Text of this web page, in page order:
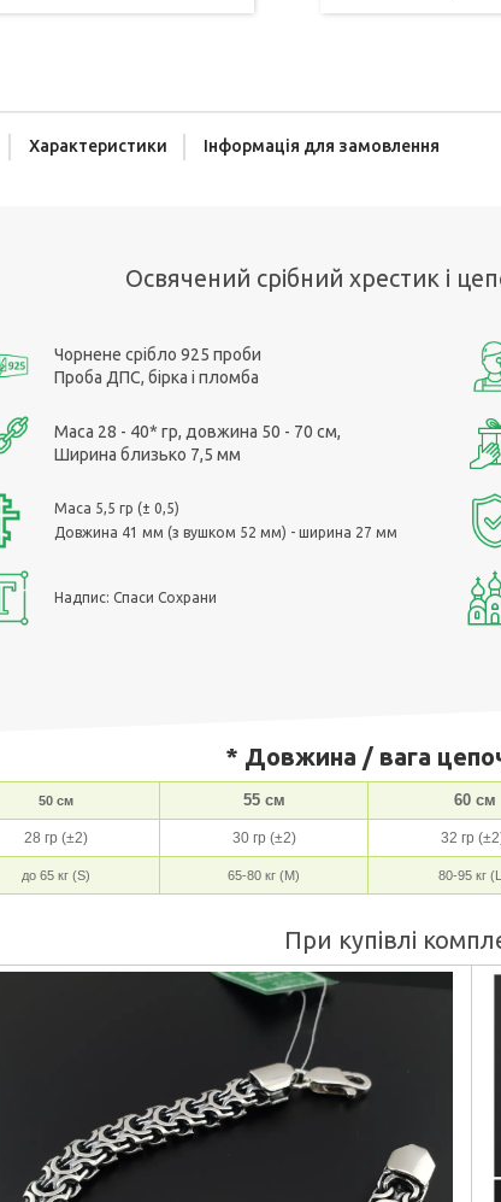
Характеристики Інформація для замовлення
Освячений срібний хрестик і
Чорнене срібло 925 проби
Проба ДПС, бірка і пломба
Маса 28 - 40* гр, довжина 50 - 70 см,
Ширина близько 7,5 мм
Маса 5,5 гр (± 0,5)
Довжина 41 мм (з вушком 52 мм) - ширина 27 мм
Надпис: Спаси Сохрани
* Довжина / вага
50 см 55 см 60 см
28 гр (±2) 30 гр (±2) 32 гр
до 65 кг (S) 65-80 кг (M) 80-95 кг
При купівлі